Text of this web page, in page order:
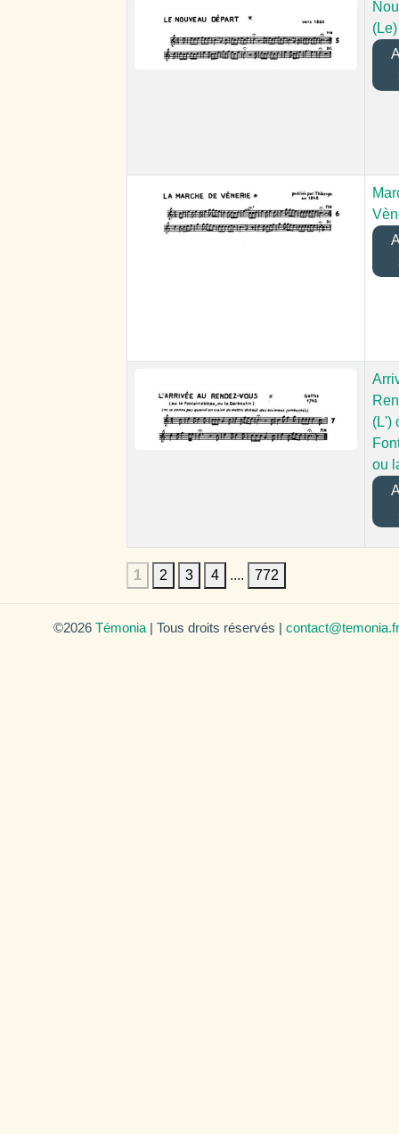
(Le)
(L')
ou
1 2 3 4 .... 772
©2026 Témonia | Tous droits réservés | contact@temonia.fr